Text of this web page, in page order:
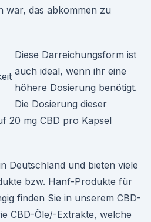
war, das abkommen zu
Diese Darreichungsform ist
auch ideal, wenn ihr eine
höhere Dosierung benötigt.
Die Dosierung dieser
20 mg CBD pro Kapsel
Deutschland und bieten viele
bzw. Hanf-Produkte für
finden Sie in unserem CBD-
CBD-Öle/-Extrakte, welche